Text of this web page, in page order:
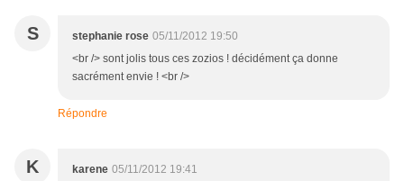
S stephanie rose 05/11/2012 19:50
<br /> sont jolis tous ces zozios ! décidément ça donne
sacrément envie ! <br />
Répondre
K karene 05/11/2012 19:41